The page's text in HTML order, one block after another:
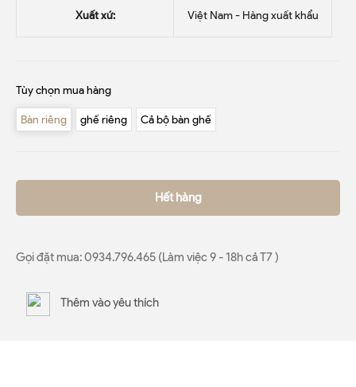
Xuất xứ: Việt Nam - Hàng xuất khẩu
Tùy chọn mua hàng
Bàn riêng ghế riêng Cả bộ bàn ghế
Hết hàng
Gọi đặt mua:0934.796.465 (Làm việc 9 - 18h cả T7 )
Thêm vào yêu thích